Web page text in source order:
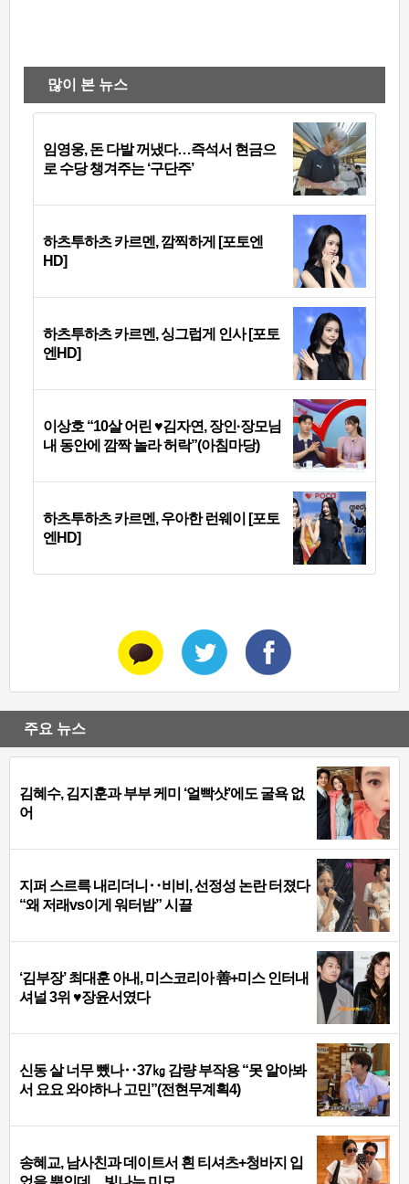
많이 본 뉴스
임영웅, 돈 다발 꺼냈다…즉석서 현금으
로 수당 챙겨주는 ‘구단주’
하츠투하츠 카르멘, 깜찍하게 [포토엔
HD]
하츠투하츠 카르멘, 싱그럽게 인사 [포토
엔HD]
이상호 “10살 어린 ♥김자연, 장인·장모님
내 동안에 깜짝 놀라 허락”(아침마당)
하츠투하츠 카르멘, 우아한 런웨이 [포토
엔HD]
주요 뉴스
김혜수, 김지훈과 부부 케미 ‘얼빡샷’에도 굴욕 없
어
지퍼 스르륵 내리더니‥비비, 선정성 논란 터졌다
“왜 저래vs이게 워터밤” 시끌
‘김부장’ 최대훈 아내, 미스코리아 善+미스 인터내
셔널 3위 ♥장윤서였다
신동 살 너무 뺐나‥37㎏ 감량 부작용 “못 알아봐
서 요요 와야하나 고민”(전현무계획4)
송혜교, 남사친과 데이트서 흰 티셔츠+청바지 입